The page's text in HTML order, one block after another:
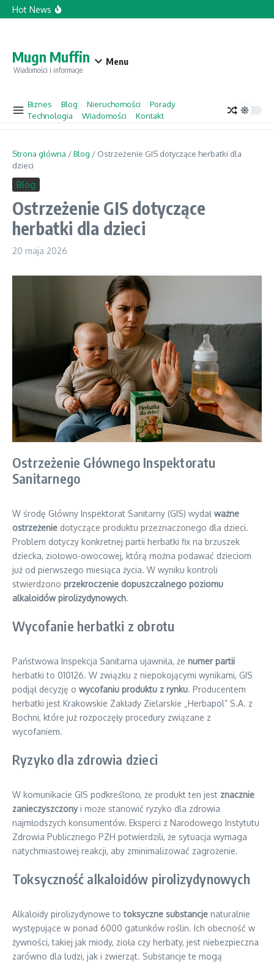
Przejdź do treści
Hot NewsTopforcecompany.com Opinie
Mugn Muffin
Wiadomości i informacje
Menu
Biznes Blog Nieruchomości
Porady
Technologia
Wiadomości Kontakt
Strona główna /Blog / Ostrzeżenie GIS dotyczące herbatki dla
dzieci
Blog
Ostrzeżenie GIS dotyczące
herbatki dla dzieci
20 maja 2026
Ostrzeżenie Głównego Inspektoratu
Sanitarnego
W środę Główny Inspektorat Sanitarny (GIS) wydał ważne
ostrzeżenie dotyczące produktu przeznaczonego dla dzieci.
Problem dotyczy konkretnej partii herbatki fix na brzuszek
dziecka, ziołowo-owocowej, którą można podawać dzieciom
już od pierwszego miesiąca życia. W wyniku kontroli
stwierdzono przekroczenie dopuszczalnego poziomu
alkaloidów pirolizydynowych.
Wycofanie herbatki z obrotu
Państwowa Inspekcja Sanitarna ujawniła, że numer partii
herbatki to 010126. W związku z niepokojącymi wynikami, GIS
podjął decyzję o wycofaniu produktu z rynku. Producentem
herbatki jest Krakowskie Zakłady Zielarskie „Herbapol” S.A. z
Bochni, które już rozpoczęły procedury związane z
wycofaniem.
Ryzyko dla zdrowia dzieci
W komunikacie GIS podkreślono, że produkt ten jest znacznie
zanieczyszczonyi może stanowić ryzyko dla zdrowia
najmłodszych konsumentów. Eksperci z Narodowego Instytutu
Zdrowia Publicznego PZH potwierdzili, że sytuacja wymaga
natychmiastowej reakcji, aby zminimalizować zagrożenie.
Toksyczność alkaloidów pirolizydynowych
Alkaloidy pirolizydynowe totoksyczne substancje naturalnie
występujące w ponad 6000 gatunków roślin. Ich obecność w
żywności, takiej jak miody, zioła czy herbaty, jest niebezpieczna
zarówno dla ludzi, jak i zwierząt. Substancje te mogą